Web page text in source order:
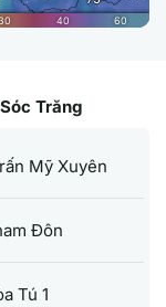
Trăng
Mỹ Xuyên
Đôn
Tú 1